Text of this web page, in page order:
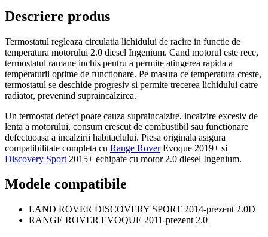
Descriere produs
Termostatul regleaza circulatia lichidului de racire in functie de
temperatura motorului 2.0 diesel Ingenium. Cand motorul este rece,
termostatul ramane inchis pentru a permite atingerea rapida a
temperaturii optime de functionare. Pe masura ce temperatura creste,
termostatul se deschide progresiv si permite trecerea lichidului catre
radiator, prevenind supraincalzirea.
Un termostat defect poate cauza supraincalzire, incalzire excesiv de
lenta a motorului, consum crescut de combustibil sau functionare
defectuoasa a incalzirii habitaclului. Piesa originala asigura
compatibilitate completa cu Range RoverEvoque 2019+ si
Discovery Sport 2015+ echipate cu motor 2.0 diesel Ingenium.
Modele compatibile
LAND ROVER DISCOVERY SPORT 2014-prezent 2.0D
RANGE ROVER EVOQUE 2011-prezent 2.0